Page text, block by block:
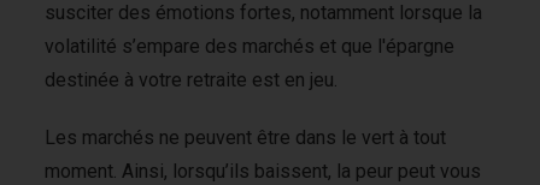
susciter des émotions fortes, notamment lorsque la
volatilité s’empare des marchés et que l'épargne
destinée à votre retraite est en jeu.
Les marchés ne peuvent être dans le vert à tout
moment. Ainsi, lorsqu’ils baissent, la peur peut vous